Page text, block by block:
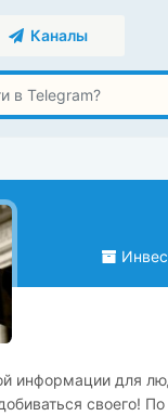
Каналы
информации для
своего!